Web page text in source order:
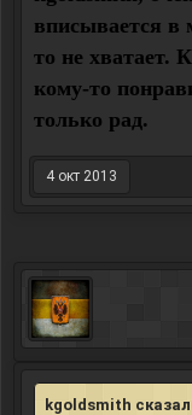
вписывается в
то не хватает.
кому-то
только рад.
4 окт 2013
kgoldsmith